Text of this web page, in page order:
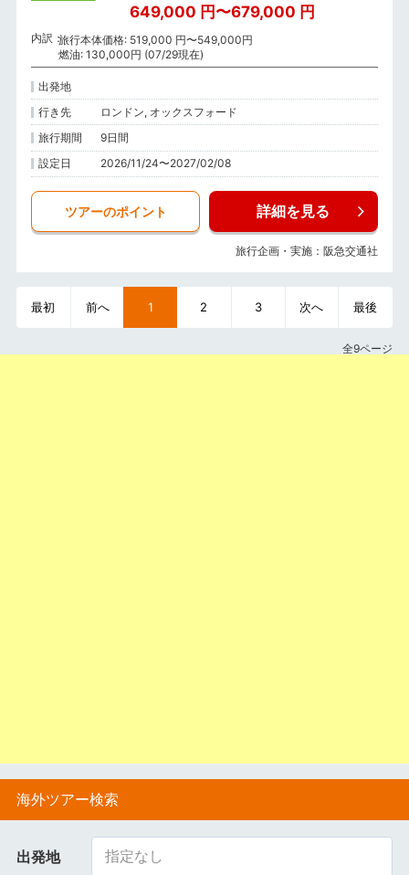
649,000 円〜679,000 円
内訳 旅行本体価格: 519,000 円〜549,000円
燃油: 130,000円 (07/29現在)
出発地
行き先
ロンドン, オックスフォード
旅行期間
9日間
設定日
2026/11/24〜2027/02/08
ツアーのポイント 詳細を見る
旅行企画・実施：阪急交通社
最初 前へ 1 2 3 次へ 最後
全9ページ
海外ツアー検索
出発地 指定なし